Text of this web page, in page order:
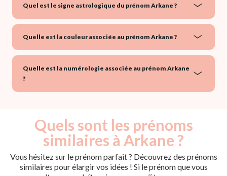
Quel est le signe astrologique du prénom Arkane ?
Quelle est la couleur associée au prénom Arkane ?
Quelle est la numérologie associée au prénom Arkane
?
Quels sont les prénoms
similaires à Arkane ?
Vous hésitez sur le prénom parfait ? Découvrez des prénoms
similaires pour élargir vos idées ! Si le prénom que vous